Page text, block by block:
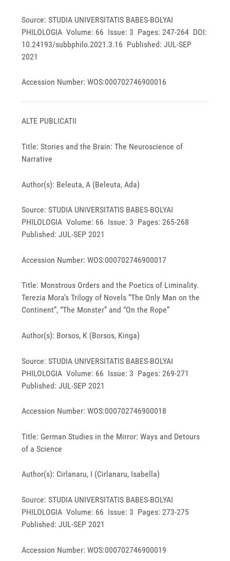
Source: STUDIA UNIVERSITATIS BABES-BOLYAI
PHILOLOGIA Volume: 66 Issue: 3 Pages: 247-264 DOI:
10.24193/subbphilo.2021.3.16 Published: JUL-SEP
2021
Accession Number: WOS:000702746900016
ALTE PUBLICATII
Title: Stories and the Brain: The Neuroscience of
Narrative
Author(s): Beleuta, A (Beleuta, Ada)
Source: STUDIA UNIVERSITATIS BABES-BOLYAI
PHILOLOGIA Volume: 66 Issue: 3 Pages: 265-268
Published: JUL-SEP 2021
Accession Number: WOS:000702746900017
Title: Monstrous Orders and the Poetics of Liminality.
Terezia Mora’s Trilogy of Novels “The Only Man on the
Continent”, “The Monster” and “On the Rope”
Author(s): Borsos, K (Borsos, Kinga)
Source: STUDIA UNIVERSITATIS BABES-BOLYAI
PHILOLOGIA Volume: 66 Issue: 3 Pages: 269-271
Published: JUL-SEP 2021
Accession Number: WOS:000702746900018
Title: German Studies in the Mirror: Ways and Detours
of a Science
Author(s): Cirlanaru, I (Cirlanaru, Isabella)
Source: STUDIA UNIVERSITATIS BABES-BOLYAI
PHILOLOGIA Volume: 66 Issue: 3 Pages: 273-275
Published: JUL-SEP 2021
Accession Number: WOS:000702746900019